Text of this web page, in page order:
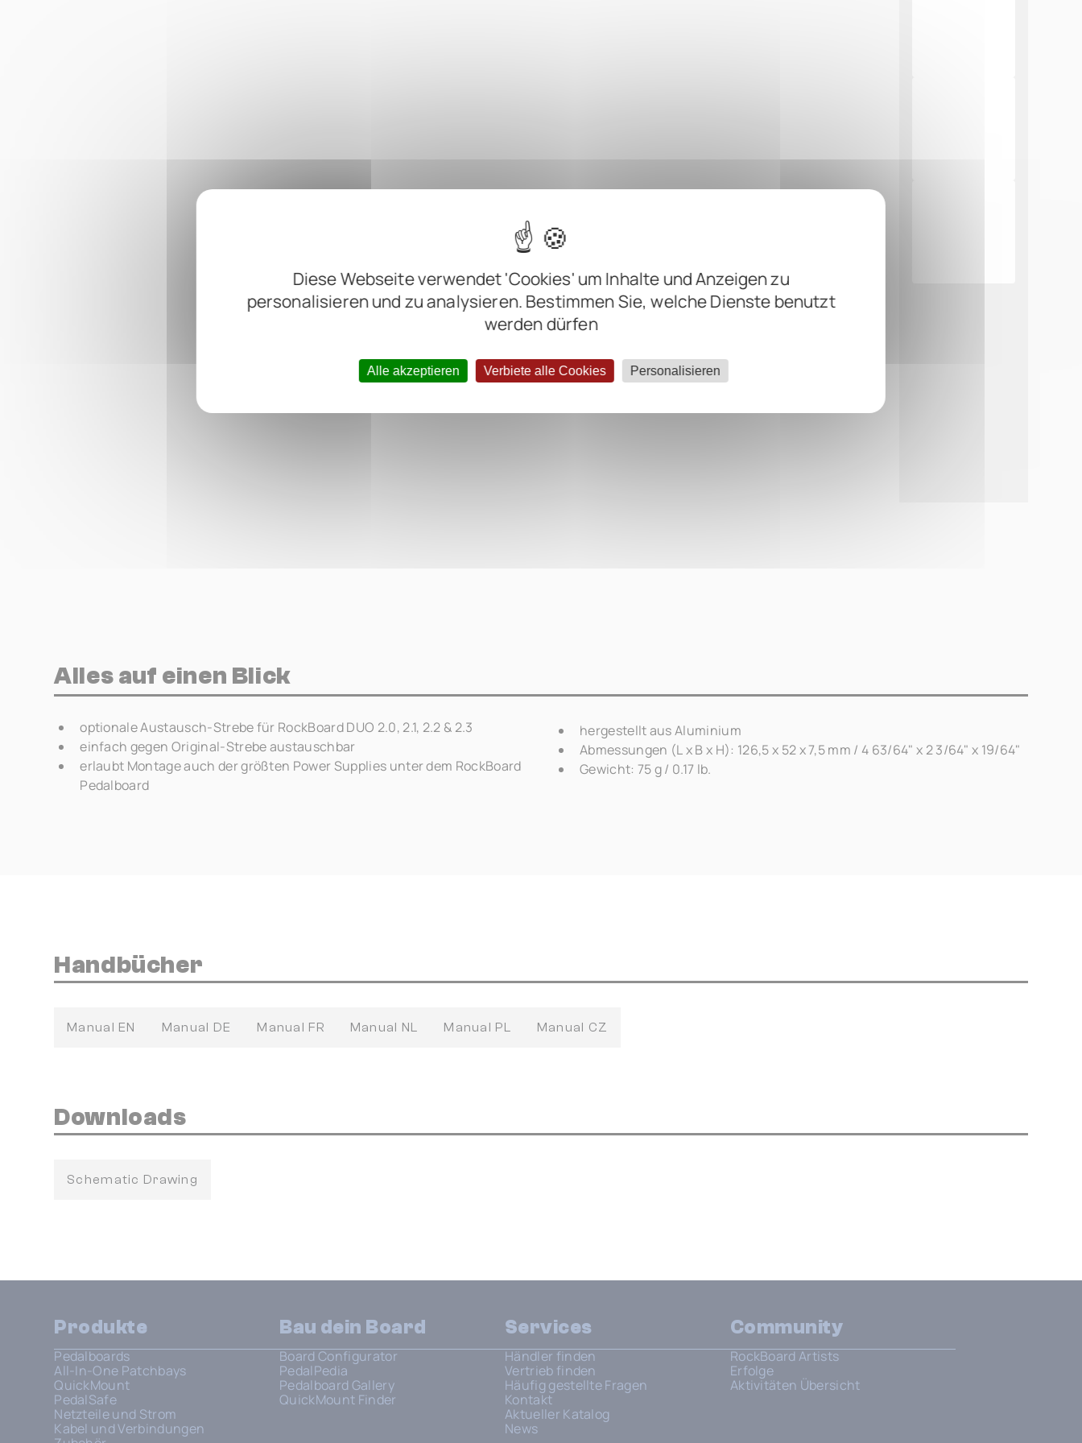
Diese Webseite verwendet 'Cookies' um Inhalte und Anzeigen zu
personalisieren und zu analysieren. Bestimmen Sie, welche Dienste benutzt
werden dürfen
Alle akzeptieren Verbiete alle Cookies Personalisieren
Alles auf einen Blick
optionale Austausch-Strebe für RockBoard DUO 2.0, 2.1, 2.2 & 2.3
einfach gegen Original-Strebe austauschbar
erlaubt Montage auch der größten Power Supplies unter dem RockBoard
Pedalboard
hergestellt aus Aluminium
Abmessungen (L x B x H): 126,5 x 52 x 7,5 mm / 4 63/64" x 2 3/64" x 19/64"
Gewicht: 75 g / 0.17 lb.
Handbücher
Manual EN Manual DE Manual FR Manual NL Manual PL Manual CZ
Downloads
Schematic Drawing
Produkte
Pedalboards
All-In-One Patchbays
QuickMount
PedalSafe
Netzteile und Strom
Kabel und Verbindungen
Bau dein Board
Board Configurator
PedalPedia
Pedalboard Gallery
QuickMount Finder
Services
Händler finden
Vertrieb finden
Häufig gestellte Fragen
Kontakt
Aktueller Katalog
News
Community
RockBoard Artists
Erfolge
Aktivitäten Übersicht